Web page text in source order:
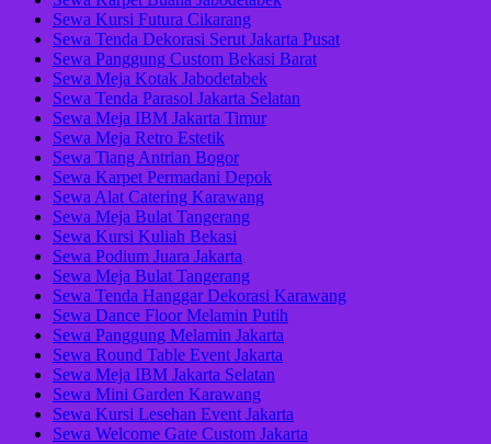
Sewa Kursi Futura Cikarang
Sewa Tenda Dekorasi Serut Jakarta Pusat
Sewa Panggung Custom Bekasi Barat
Sewa Meja Kotak Jabodetabek
Sewa Tenda Parasol Jakarta Selatan
Sewa Meja IBM Jakarta Timur
Sewa Meja Retro Estetik
Sewa Tiang Antrian Bogor
Sewa Karpet Permadani Depok
Sewa Alat Catering Karawang
Sewa Meja Bulat Tangerang
Sewa Kursi Kuliah Bekasi
Sewa Podium Juara Jakarta
Sewa Meja Bulat Tangerang
Sewa Tenda Hanggar Dekorasi Karawang
Sewa Dance Floor Melamin Putih
Sewa Panggung Melamin Jakarta
Sewa Round Table Event Jakarta
Sewa Meja IBM Jakarta Selatan
Sewa Mini Garden Karawang
Sewa Kursi Lesehan Event Jakarta
Sewa Welcome Gate Custom Jakarta